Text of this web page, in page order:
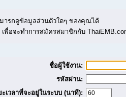
ารถดูข้อมูลส่วนตัวใดๆ ของคุณได้
เพื่อจะทำการสมัครสมาชิกกับ
ชื่อผู้ใช้งาน:
รหัสผ่าน:
ะเวลาที่จะอยู่ในระบบ (นาที):